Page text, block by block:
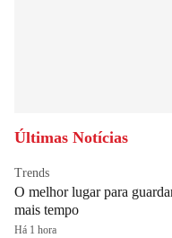
Últimas Notícias
Trends
O melhor lugar para
mais tempo
Há 1 hora